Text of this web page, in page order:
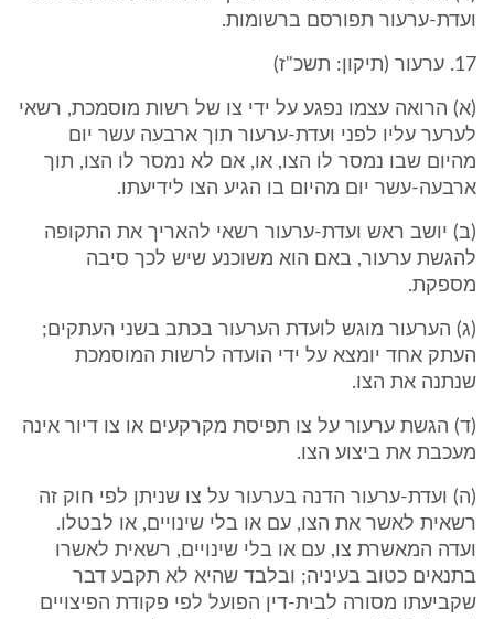
ועדת-ערעור תפורסם ברשומות.
17. ערעור (תיקון: תשכ"ז)
(א) הרואה עצמו נפגע על ידי צו של רשות מוסמכת, רשאי
לערער עליו לפני ועדת-ערעור תוך ארבעה עשר יום
מהיום שבו נמסר לו הצו, או, אם לא נמסר לו הצו, תוך
ארבעה-עשר יום מהיום בו הגיע הצו לידיעתו.
(ב) יושב ראש ועדת-ערעור רשאי להאריך את התקופה
להגשת ערעור, באם הוא משוכנע שיש לכך סיבה
מספקת.
(ג) הערעור מוגש לועדת הערעור בכתב בשני העתקים;
העתק אחד יומצא על ידי הועדה לרשות המוסמכת
שנתנה את הצו.
(ד) הגשת ערעור על צו תפיסת מקרקעים או צו דיור אינה
מעכבת את ביצוע הצו.
(ה) ועדת-ערעור הדנה בערעור על צו שניתן לפי חוק זה
רשאית לאשר את הצו, עם או בלי שינויים, או לבטלו.
ועדה המאשרת צו, עם או בלי שינויים, רשאית לאשרו
בתנאים כטוב בעיניה; ובלבד שהיא לא תקבע דבר
שקביעתו מסורה לבית-דין הפועל לפי פקודת הפיצויים